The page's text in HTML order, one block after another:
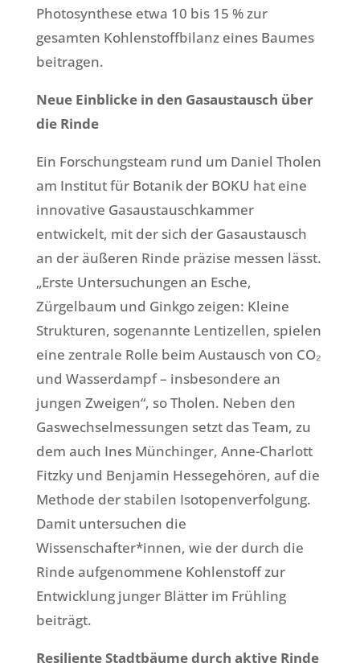
Photosynthese etwa 10 bis 15 % zur
gesamten Kohlenstoffbilanz eines Baumes
beitragen.
Neue Einblicke in den Gasaustausch über
die Rinde
Ein Forschungsteam rund um Daniel Tholen
am Institut für Botanik der BOKU hat eine
innovative Gasaustauschkammer
entwickelt, mit der sich der Gasaustausch
an der äußeren Rinde präzise messen lässt.
„Erste Untersuchungen an Esche,
Zürgelbaum und Ginkgo zeigen: Kleine
Strukturen, sogenannte Lentizellen, spielen
eine zentrale Rolle beim Austausch von CO₂
und Wasserdampf – insbesondere an
jungen Zweigen“, so Tholen. Neben den
Gaswechselmessungen setzt das Team, zu
dem auch Ines Münchinger, Anne-Charlott
Fitzky und Benjamin Hessegehören, auf die
Methode der stabilen Isotopenverfolgung.
Damit untersuchen die
Wissenschafter*innen, wie der durch die
Rinde aufgenommene Kohlenstoff zur
Entwicklung junger Blätter im Frühling
beiträgt.
Resiliente Stadtbäume durch aktive Rinde